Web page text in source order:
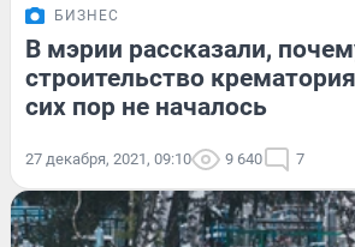
БИЗНЕС
В мэрии рассказали,
строительство
сих пор не началось
27 декабря, 2021, 09:10 9 640 7